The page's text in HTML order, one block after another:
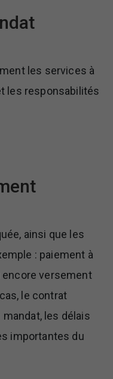
les services à
les responsabilités
ainsi que les
: paiement à
encore versement
le contrat
les délais
importantes du